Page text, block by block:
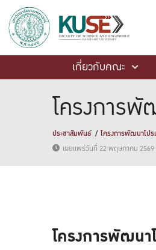
เกี่ยวกับคณะ
โครงการพั
ประชาสัมพันธ์
โครงการพัฒนาโปร
เผยแพร่วันที่ 22 พฤษภาคม 2569
โครงการพัฒนา